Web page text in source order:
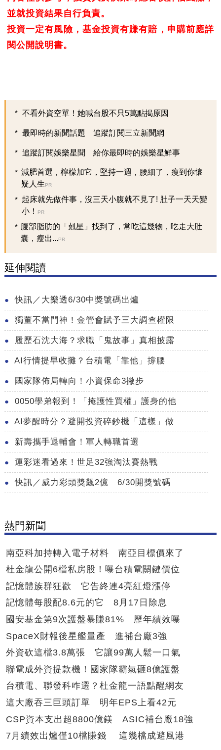
並就投資結果自行負責。
投資一定有風險，基金投資有賺有賠，申購前應詳
閱公開說明書。
不看外資空單！她喊台股不只5萬點揭原因
最即時的新聞話題 追蹤訂閱三立新聞網
追蹤訂閱娛樂星聞 給你最即時的娛樂星鮮事
減肥首選，檸檬加它，堅持一週，腰細了，瘦到你懷
疑人生PR
起床就先做件事，沒三天小腹就不見了! 肚子一天天變
小！
PR
腹部脂肪的「剋星」找到了，常吃這幾物，吃走大肚
囊，瘦出...PR
延伸閱讀
快訊／大樂透6/30中獎號碼出爐
獨董不當門神！金管會賦予三大調查權限
履歷石沈大海？求職「鬼故事」真相披露
AI行情提早收攤？台積電「靠他」撐腰
國家隊佈局轉向！小資保命3撇步
0050學弟報到！「掩護性買權」護身的他
AI夢醒時分？避開投資碎鈔機「這樣」做
新壽攜手退輔會！軍人轉職首選
運彩迷看過來！世足32強淘汰賽熱戰
快訊／威力彩頭獎飆2億 6/30開獎號碼
熱門新聞
南亞科加持轉入電子材料 南亞目標價來了
杜金龍公開6檔私房股！曝台積電關鍵價位
記憶體族群狂歡 它告終連4亮紅燈漲停
記憶體每股配8.6元的它 8月17日除息
國安基金第9次護盤暴賺81% 歷年績效曝
SpaceX財報後星艦量產 進補台廠3強
外資砍這檔3.8萬張 它讓99萬人鬆一口氣
聯電成外資提款機！國家隊霸氣砸8億護盤
台積電、聯發科咋選？杜金龍一語點醒網友
這大廠吞三巨頭訂單 明年EPS上看42元
CSP資本支出超8800億鎂 ASIC補台廠18強
7月績效出爐僅10檔賺錢 這幾檔成避風港